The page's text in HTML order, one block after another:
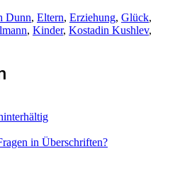
Dunn, Eltern, Erziehung, Glück,
, Kinder, Kostadin Kushlev,
in Überschriften?